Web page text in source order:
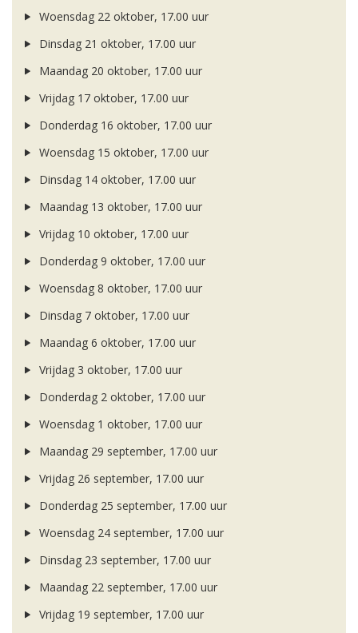
Woensdag 22 oktober, 17.00 uur
Dinsdag 21 oktober, 17.00 uur
Maandag 20 oktober, 17.00 uur
Vrijdag 17 oktober, 17.00 uur
Donderdag 16 oktober, 17.00 uur
Woensdag 15 oktober, 17.00 uur
Dinsdag 14 oktober, 17.00 uur
Maandag 13 oktober, 17.00 uur
Vrijdag 10 oktober, 17.00 uur
Donderdag 9 oktober, 17.00 uur
Woensdag 8 oktober, 17.00 uur
Dinsdag 7 oktober, 17.00 uur
Maandag 6 oktober, 17.00 uur
Vrijdag 3 oktober, 17.00 uur
Donderdag 2 oktober, 17.00 uur
Woensdag 1 oktober, 17.00 uur
Maandag 29 september, 17.00 uur
Vrijdag 26 september, 17.00 uur
Donderdag 25 september, 17.00 uur
Woensdag 24 september, 17.00 uur
Dinsdag 23 september, 17.00 uur
Maandag 22 september, 17.00 uur
Vrijdag 19 september, 17.00 uur